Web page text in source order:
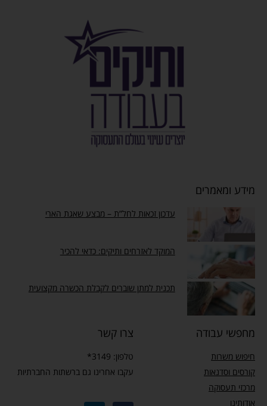
מידע ומאמרים
עדכון זכאות לחל”ת – מבצע שאגת הארי
המוקד לאזרחים ותיקים: כדאי להכיר
תכנית למתן שוברים לקבלת הכשרה מקצועית
מחפשי עבודה
חיפוש משרות
קורסים וסדנאות
מרכזי תעסוקה
אודותינו
צרו קשר
טלפון: 3149*
עקבו אחרינו גם ברשתות החברתיות